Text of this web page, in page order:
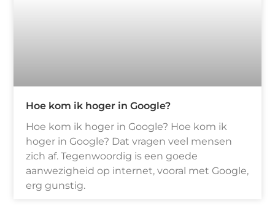
Hoe kom ik hoger in Google?
Hoe kom ik hoger in Google? Hoe kom ik
hoger in Google? Dat vragen veel mensen
zich af. Tegenwoordig is een goede
aanwezigheid op internet, vooral met Google,
erg gunstig.